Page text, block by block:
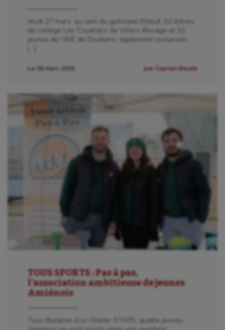
Jeudi 27 mars, au sein du gymnase Elbeuf, 50 élèves
du collège Les Coudriers de Villers-Bocage et 10
jeunes de l’IME de Doullens, également scolarisés
Le 28 mars 2025 par Cyprien Baude
TOUS SPORTS : Pas à pas,
l’association ambitieuse de jeunes
Amiénois
Tous titulaires d’un Master STAPS, quatre jeunes